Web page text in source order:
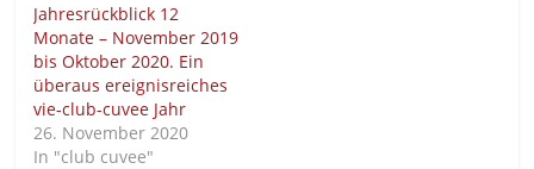
Jahresrückblick 12
Monate – November 2019
bis Oktober 2020. Ein
überaus ereignisreiches
vie-club-cuvee Jahr
26. November 2020
In "club cuvee"